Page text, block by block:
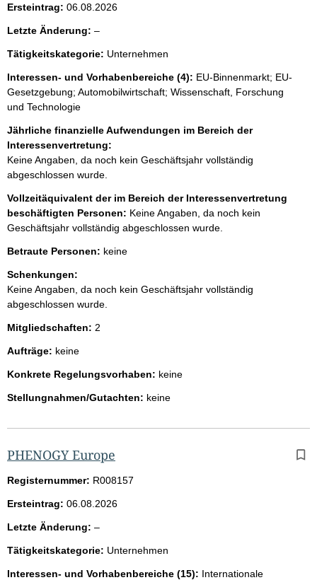
s
e
p
r
o
S
e
i
t
e
Ersteintrag: 06.08.2026
Letzte Änderung: –l
e
r
Tätigkeitskategorie: Unternehmen
Interessen- und Vorhabenbereiche (4): EU-Binnenmarkt; EU-
Gesetzgebung; Automobilwirtschaft; Wissenschaft, Forschung
und Technologie
Jährliche finanzielle Aufwendungen im Bereich der
Interessenvertretung:
Keine Angaben, da noch kein Geschäftsjahr vollständig
abgeschlossen wurde.
Vollzeitäquivalent der im Bereich der Interessenvertretung
beschäftigten Personen: Keine Angaben, da noch kein
Geschäftsjahr vollständig abgeschlossen wurde.
Betraute Personen: keine
Schenkungen:
Keine Angaben, da noch kein Geschäftsjahr vollständig
abgeschlossen wurde.
Mitgliedschaften: 2
Aufträge: keine
Konkrete Regelungsvorhaben: keine
Stellungnahmen/Gutachten: keine
PHENOGY Europe
Registernummer: R008157
Ersteintrag: 06.08.2026
Letzte Änderung: –l
e
r
Tätigkeitskategorie: Unternehmen
Interessen- und Vorhabenbereiche (15): Internationale